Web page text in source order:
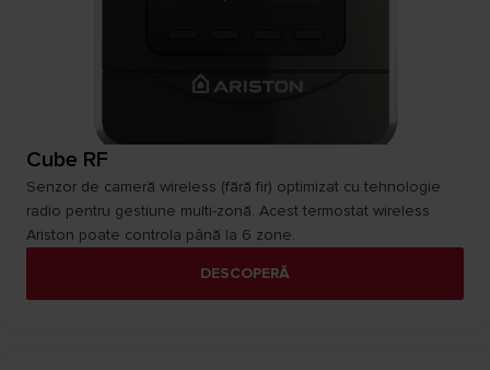
Cube RF
Senzor de cameră wireless (fără fir) optimizat cu tehnologie
radio pentru gestiune multi-zonă. Acest termostat wireless
Ariston poate controla până la 6 zone.
DESCOPERĂ